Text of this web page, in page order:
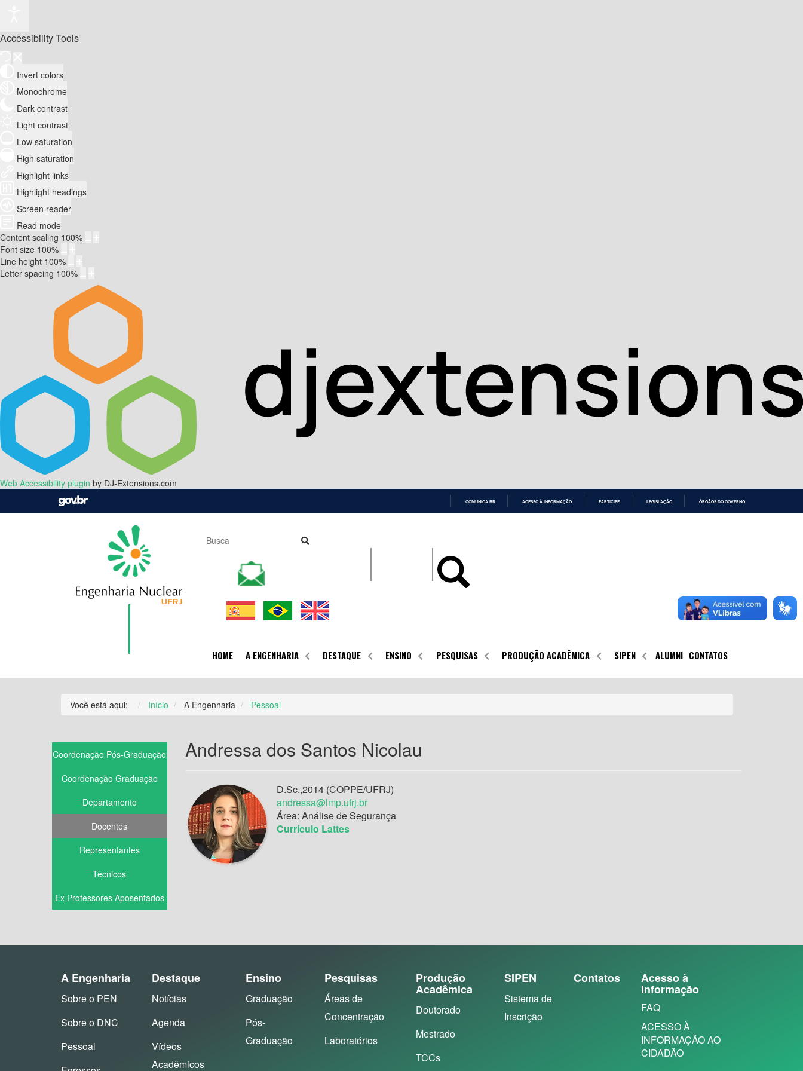
Accessibility Tools
Invert colors
Monochrome
Dark contrast
Light contrast
Low saturation
High saturation
Highlight links
Highlight headings
Screen reader
Read mode
Content scaling 100%
Font size 100%
Line height 100%
Letter spacing 100%
Web Accessibility plugin by DJ-Extensions.com
COMUNICA BR ACESSO À INFORMAÇÃO PARTICIPE LEGISLAÇÃO ÓRGÃOS DO GOVERNO
HOME A ENGENHARIA DESTAQUE ENSINO PESQUISAS PRODUÇÃO ACADÊMICA SIPEN ALUMNI CONTATOS
Você está aqui: Início A Engenharia Pessoal
Coordenação Pós-Graduação
Coordenação Graduação
Departamento
Docentes
Representantes
Técnicos
Ex Professores Aposentados
Andressa dos Santos Nicolau
D.Sc.,2014 (COPPE/UFRJ)
andressa@lmp.ufrj.br
Área: Análise de Segurança
Currículo Lattes
A Engenharia
Sobre o PEN
Sobre o DNC
Pessoal
Destaque
Notícias
Agenda
Vídeos
Acadêmicos
Ensino
Graduação
Pós-
Graduação
Pesquisas
Áreas de
Concentração
Laboratórios
Produção
Acadêmica
Doutorado
Mestrado
TCCs
SIPEN
Sistema de
Inscrição
Contatos Acesso à
Informação
FAQ
ACESSO À
INFORMAÇÃO AO
CIDADÃO